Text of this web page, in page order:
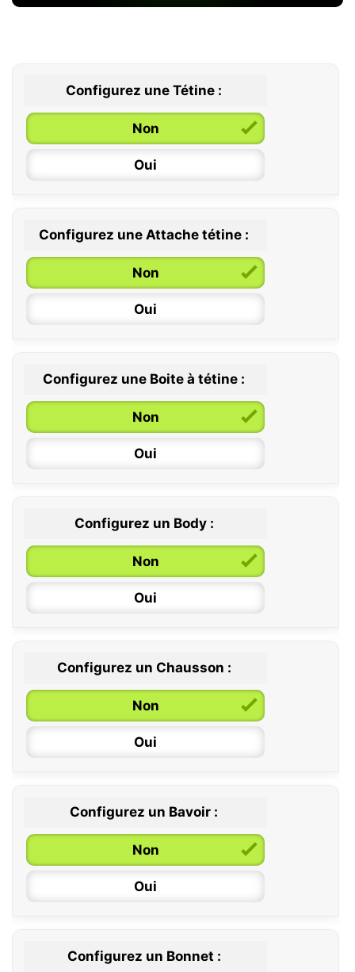
Configurez une Tétine :
Non
Oui
0 / 6 mois
6 / 36 mois
Configurez une Attache tétine :
Non
Oui
Configurez une Boite à tétine :
Non
Oui
Configurez un Body :
Non
Oui
0 / 6 mois
6 / 12 mois
12 / 18 mois
Configurez un Chausson :
Non
Oui
Configurez un Bavoir :
Non
Oui
Configurez un Bonnet :